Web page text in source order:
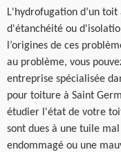
L'hydrofugation d’un
d'étanchéité ou
l’origines de ces
au problème, vous
entreprise spécialisée
pour toiture à Saint
étudier l'état de votre
sont dues à une tuile
endommagé ou une